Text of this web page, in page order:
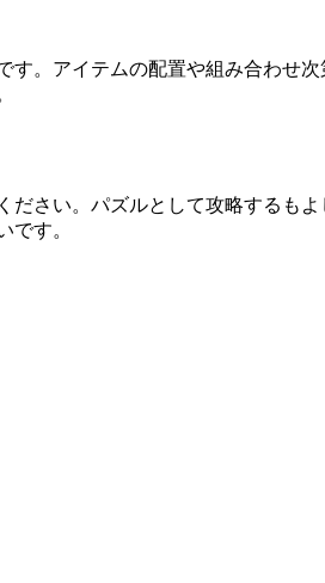
。アイテムの配置や組み合わせ
さい。パズルとして攻略するも
です。